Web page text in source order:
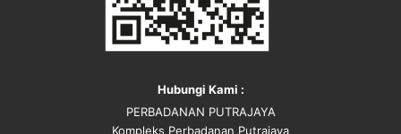
Hubungi Kami :
PERBADANAN PUTRAJAYA
Kompleks Perbadanan Putrajaya